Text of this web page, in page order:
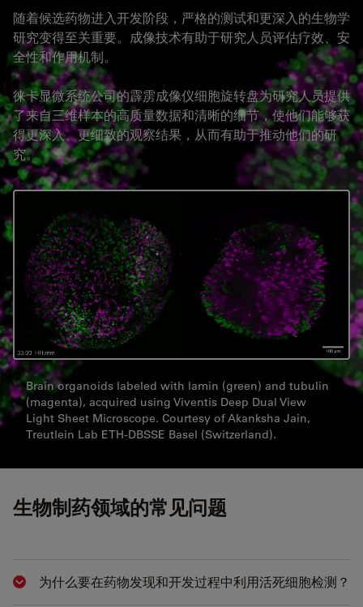
随着候选药物进入开发阶段，严格的测试和更深入的生物学
研究变得至关重要。成像技术有助于研究人员评估疗效、安
全性和作用机制。
徕卡显微系统公司的霹雳成像仪细胞旋转盘为研究人员提供
了来自三维样本的高质量数据和清晰的细节，使他们能够获
得更深入、更细致的观察结果，从而有助于推动他们的研
究。
Brain organoids labeled with lamin (green) and tubulin
(magenta), acquired using Viventis Deep Dual View
Light Sheet Microscope. Courtesy of Akanksha Jain,
Treutlein Lab ETH-DBSSE Basel (Switzerland).
生物制药领域的常见问题
Show answer
为什么要在药物发现和开发过程中利用活死细胞检测？